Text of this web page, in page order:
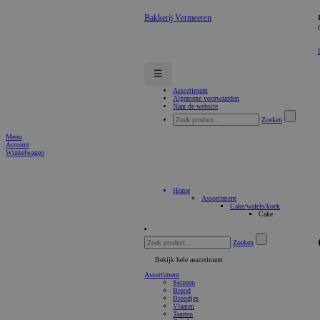
Bakkerij Vermeeren
☰
Assortiment
Algemene voorwaarden
Naar de website
Zoeken
Menu
Account
Winkelwagen
Home
Assortiment
Cake/wafels/koek
Cake
Zoeken
Bekijk hele assortiment
Assortiment
Seizoen
Brood
Broodjes
Vlaaien
Taarten